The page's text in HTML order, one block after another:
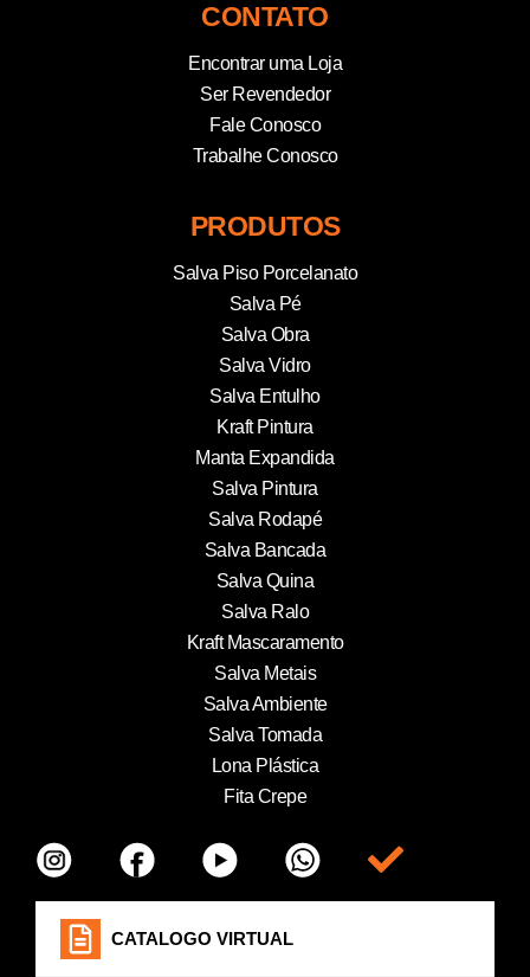
CONTATO
Encontrar uma Loja
Ser Revendedor
Fale Conosco
Trabalhe Conosco
PRODUTOS
Salva Piso Porcelanato
Salva Pé
Salva Obra
Salva Vidro
Salva Entulho
Kraft Pintura
Manta Expandida
Salva Pintura
Salva Rodapé
Salva Bancada
Salva Quina
Salva Ralo
Kraft Mascaramento
Salva Metais
Salva Ambiente
Salva Tomada
Lona Plástica
Fita Crepe
CATALOGO VIRTUAL